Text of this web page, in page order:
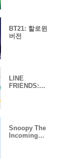
BT21: 할로윈
버전
LINE
FRIENDS:
Snoopy The
Incoming